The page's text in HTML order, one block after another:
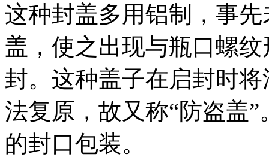
这种封盖多用铝制，事
盖，使之出现与瓶口螺
封。这种盖子在启封时
法复原，故又称“防盗盖
的封口包装。